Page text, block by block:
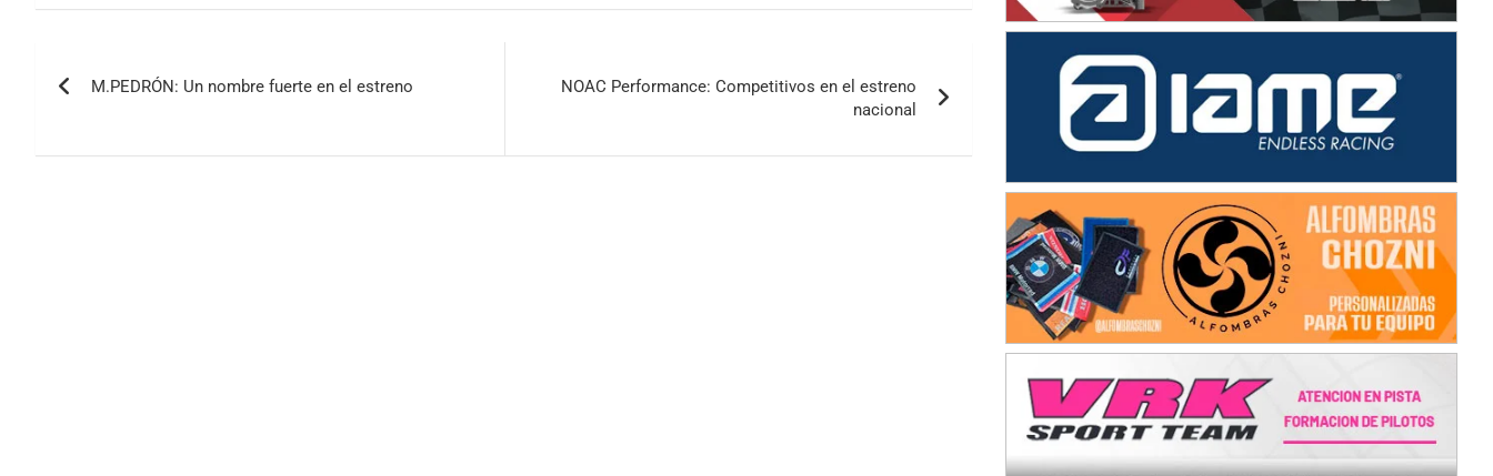
de
entradas
M.PEDRÓN: Un nombre fuerte en el estreno
NOAC Performance: Competitivos en el estreno
nacional
CSK - F7
Juventud Unida (Tierra)
NORESTE SANTAFESINO - F6
Ciudad de Avellaneda (Asfalto)
Avellaneda (Santa Fe)
SUR SANTAFESINO - F4
Rufino (Santa Fe)
TUCUMANO - F5
Juan Navarro (Asfalto)
El Timbó (Tucumán)